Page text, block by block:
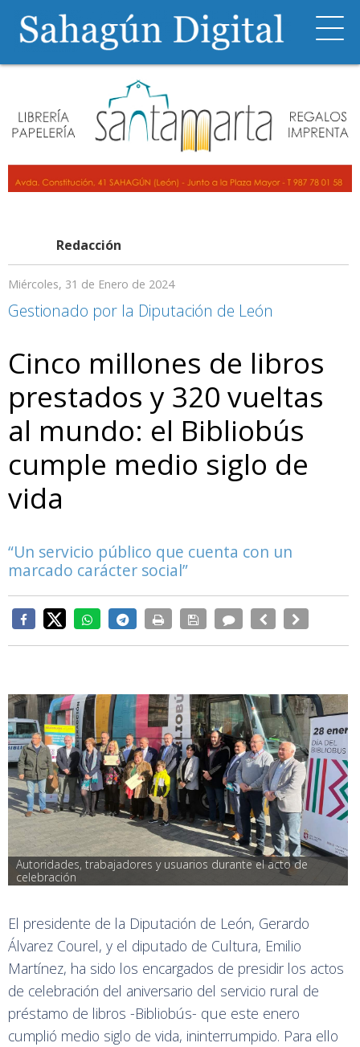
Redacción
Miércoles, 31 de Enero de 2024
Gestionado por la Diputación de León
Cinco millones de libros
prestados y 320 vueltas
al mundo: el Bibliobús
cumple medio siglo de
vida
“Un servicio público que cuenta con un
marcado carácter social”
Autoridades, trabajadores y usuarios durante el acto de
celebración
El presidente de la Diputación de León, Gerardo
Álvarez Courel, y el diputado de Cultura, Emilio
Martínez, ha sido los encargados de presidir los actos
de celebración del aniversario del servicio rural de
préstamo de libros -Bibliobús- que este enero
cumplió medio siglo de vida, ininterrumpido. Para ello